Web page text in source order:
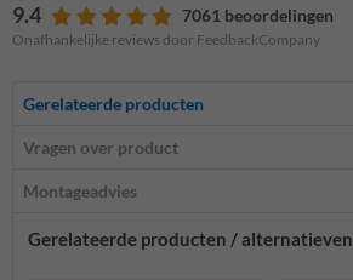
9.4 7061 beoordelingen
Onafhankelijke reviews door FeedbackCompany
Gerelateerde producten
Vragen over product
Montageadvies
Gerelateerde producten / alternatieven